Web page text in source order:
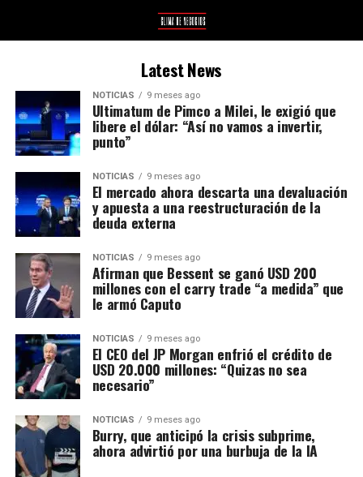
Latest News
NOTICIAS 9 meses ago
Ultimatum de Pimco a Milei, le exigió que
libere el dólar: “Así no vamos a invertir,
punto”
NOTICIAS 9 meses ago
El mercado ahora descarta una devaluación
y apuesta a una reestructuración de la
deuda externa
NOTICIAS 9 meses ago
Afirman que Bessent se ganó USD 200
millones con el carry trade “a medida” que
le armó Caputo
NOTICIAS 9 meses ago
El CEO del JP Morgan enfrió el crédito de
USD 20.000 millones: “Quizas no sea
necesario”
NOTICIAS 9 meses ago
Burry, que anticipó la crisis subprime,
ahora advirtió por una burbuja de la IA